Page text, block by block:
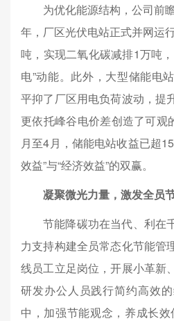
为优化能源结构，公司前
年，厂区光伏电站正式并网运
吨，实现二氧化碳减排1万吨
电”动能。此外，大型储能电
平抑了厂区用电负荷波动，提
更依托峰谷电价差创造了可观
月至4月，储能电站收益已超
效益”与“经济效益”的双赢。
凝聚微光力量，激发全员
节能降碳功在当代、利在
力支持构建全员常态化节能管
线员工立足岗位，开展小革新
研发办公人员践行简约高效
中，加强节能观念，养成长